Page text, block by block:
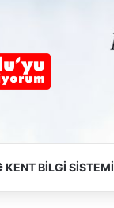
KENT BİLGİ SİSTEMİ